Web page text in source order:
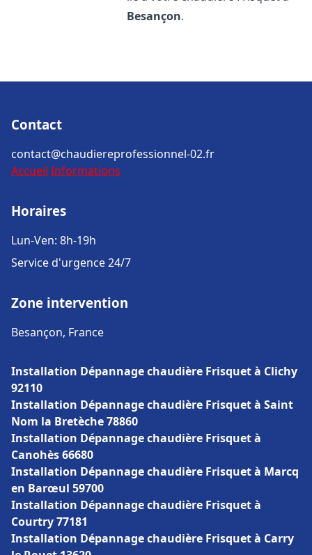
Besançon.
Contact
contact@chaudiereprofessionnel-02.fr
Accueil Informations
Horaires
Lun-Ven: 8h-19h
Service d'urgence 24/7
Zone intervention
Besançon, France
Installation Dépannage chaudière Frisquet à Clichy
92110
Installation Dépannage chaudière Frisquet à Saint
Nom la Bretèche 78860
Installation Dépannage chaudière Frisquet à
Canohès 66680
Installation Dépannage chaudière Frisquet à Marcq
en Barœul 59700
Installation Dépannage chaudière Frisquet à
Courtry 77181
Installation Dépannage chaudière Frisquet à Carry